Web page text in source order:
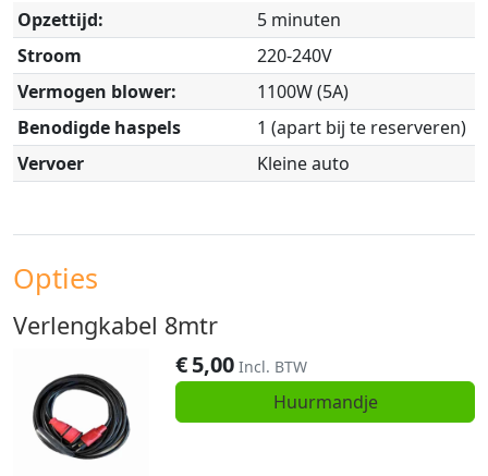
Opzettijd:
5 minuten
Stroom
220-240V
Vermogen blower:
1100W (5A)
Benodigde haspels
1 (apart bij te reserveren)
Vervoer
Kleine auto
Opties
Verlengkabel 8mtr
€5,00 Incl. BTW
Huurmandje